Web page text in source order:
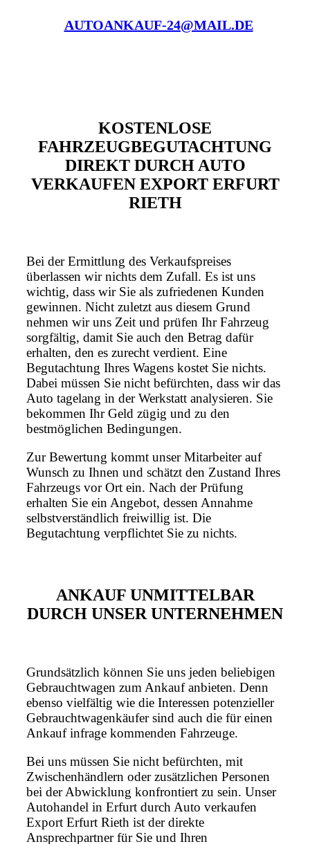
AUTOANKAUF-24@MAIL.DE
KOSTENLOSE
FAHRZEUGBEGUTACHTUNG
DIREKT DURCH AUTO
VERKAUFEN EXPORT ERFURT
RIETH
Bei der Ermittlung des Verkaufspreises
überlassen wir nichts dem Zufall. Es ist uns
wichtig, dass wir Sie als zufriedenen Kunden
gewinnen. Nicht zuletzt aus diesem Grund
nehmen wir uns Zeit und prüfen Ihr Fahrzeug
sorgfältig, damit Sie auch den Betrag dafür
erhalten, den es zurecht verdient. Eine
Begutachtung Ihres Wagens kostet Sie nichts.
Dabei müssen Sie nicht befürchten, dass wir das
Auto tagelang in der Werkstatt analysieren. Sie
bekommen Ihr Geld zügig und zu den
bestmöglichen Bedingungen.
Zur Bewertung kommt unser Mitarbeiter auf
Wunsch zu Ihnen und schätzt den Zustand Ihres
Fahrzeugs vor Ort ein. Nach der Prüfung
erhalten Sie ein Angebot, dessen Annahme
selbstverständlich freiwillig ist. Die
Begutachtung verpflichtet Sie zu nichts.
ANKAUF UNMITTELBAR
DURCH UNSER UNTERNEHMEN
Grundsätzlich können Sie uns jeden beliebigen
Gebrauchtwagen zum Ankauf anbieten. Denn
ebenso vielfältig wie die Interessen potenzieller
Gebrauchtwagenkäufer sind auch die für einen
Ankauf infrage kommenden Fahrzeuge.
Bei uns müssen Sie nicht befürchten, mit
Zwischenhändlern oder zusätzlichen Personen
bei der Abwicklung konfrontiert zu sein. Unser
Autohandel in Erfurt durch Auto verkaufen
Export Erfurt Rieth ist der direkte
Ansprechpartner für Sie und Ihren